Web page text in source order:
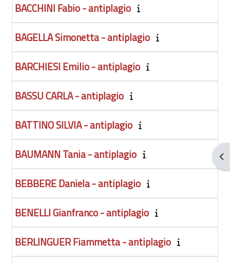
BACCHINI Fabio - antiplagio
BAGELLA Simonetta - antiplagio
BARCHIESI Emilio - antiplagio
BASSU CARLA - antiplagio
BATTINO SILVIA - antiplagio
BAUMANN Tania - antiplagio
BEBBERE Daniela - antiplagio
BENELLI Gianfranco - antiplagio
BERLINGUER Fiammetta - antiplagio